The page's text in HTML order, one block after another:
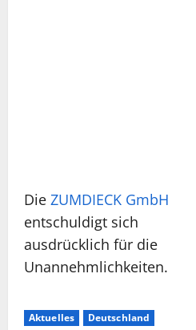
Die ZUMDIECK GmbH
entschuldigt sich
ausdrücklich für die
Unannehmlichkeiten.
Aktuelles Deutschland